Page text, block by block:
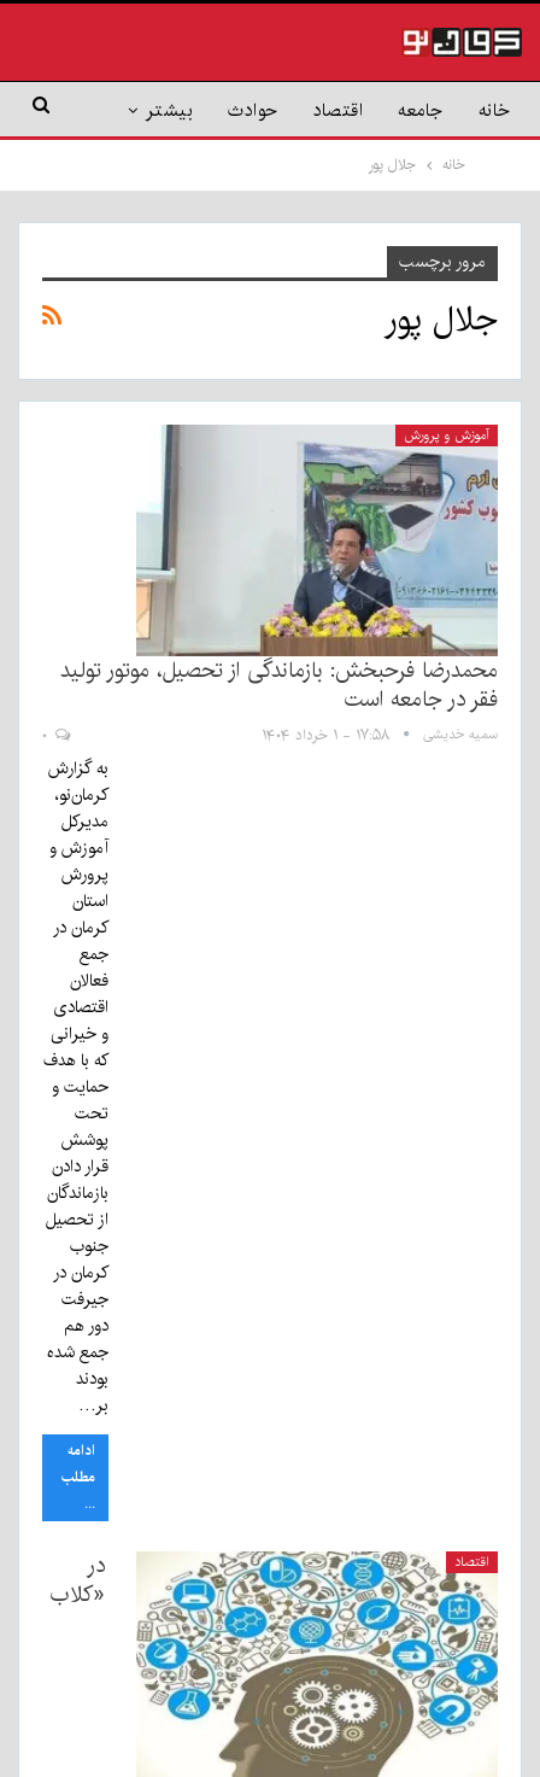
خانه جامعه اقتصاد حوادث بیشتر
خانه جلال پور
مرور برچسب
جلال پور
آموزش و پرورش
محمدرضا فرحبخش: بازماندگی از تحصیل، موتور تولید
فقر در جامعه است
سمیه خدیشی ۱۷:۵۸ - ۱ خرداد ۱۴۰۴
به گزارش
کرمان‌نو،
مدیرکل
آموزش و
پرورش
استان
کرمان در
جمع
فعالان
اقتصادی
و خیرانی
که با هدف
حمایت و
تحت
پوشش
قرار دادن
بازماندگان
از تحصیل
جنوب
کرمان در
جیرفت
دور هم
جمع شده
بودند
بر…
ادامه
مطلب
...
اقتصاد
در
«کلاب